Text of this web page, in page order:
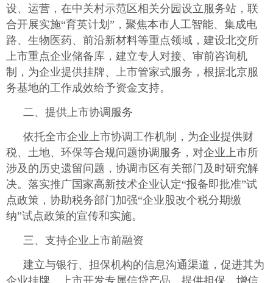
设、运营，在中关村示范区相关分园设立服务站，联
合开展实施“育英计划”，聚焦本市人工智能、集成电
路、生物医药、前沿新材料等重点领域，建设北交所
上市重点企业储备库，建立专人对接、审前咨询机
制，为企业提供挂牌、上市管家式服务，根据北京服
务基地的工作成效给予资金支持。
二、提供上市协调服务
依托全市企业上市协调工作机制，为企业提供财
税、土地、环保等合规问题协调服务，对企业上市所
涉及的历史遗留问题，协调市区有关部门及时研究解
决。落实推广国家高新技术企业认定“报备即批准”试
点政策，协助税务部门加强“企业股改个税分期缴
纳”试点政策的宣传和实施。
三、支持企业上市前融资
建立与银行、担保机构的信息沟通渠道，促进其为